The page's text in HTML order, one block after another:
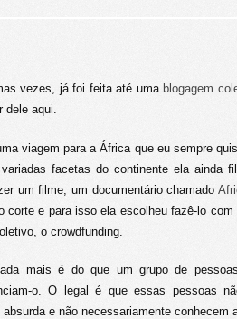
vezes, já foi feita até uma blogagem
dele aqui.
viagem para a África que eu sempre
facetas do continente ela ainda
um filme, um documentário chamado
corte e para isso ela escolheu fazê-lo
o crowdfunding.
mais é do que um grupo de
o. O legal é que essas pessoas
e não necessariamente conhecem